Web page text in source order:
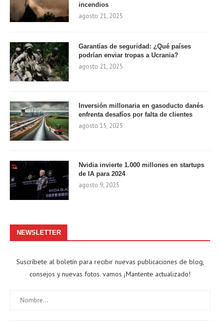
incendios
agosto 21, 2025
Garantías de seguridad: ¿Qué países
podrían enviar tropas a Ucrania?
agosto 21, 2025
Inversión millonaria en gasoducto danés
enfrenta desafíos por falta de clientes
agosto 15, 2025
Nvidia invierte 1.000 millones en startups
de IA para 2024
agosto 9, 2025
NEWSLETTER
Suscríbete al boletín para recibir nuevas publicaciones de blog,
consejos y nuevas fotos. vamos ¡Mantente actualizado!